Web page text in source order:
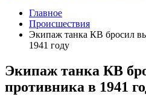
Главное
Происшествия
Экипаж танка КВ бросил
1941 году
Экипаж танка КВ
противника в 1941